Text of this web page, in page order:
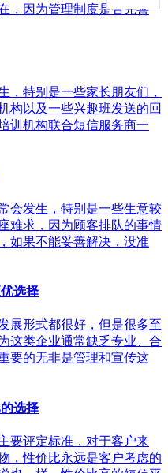
，因为管理制度是否完善
，特别是一些家长朋友们，
构以及一些兴趣班发送的回
训机构联合短信服务商一
会发生，特别是一些生意较
难求，因为顾客排队的事情
如果不能妥善解决，没准
选择
展形式都很好，但是很多至
这类企业通常缺乏专业、合
要的无非是管理和宣传这
选择
要评定标准，对于客户来
，性价比永远是客户考虑的